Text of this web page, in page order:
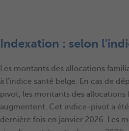
Indexation : selon
Les montants des allocations
à l'indice santé belge. En cas de
pivot, les montants des allocations
augmentent. Cet indice-pivot a
dernière fois en janvier 2026. Les